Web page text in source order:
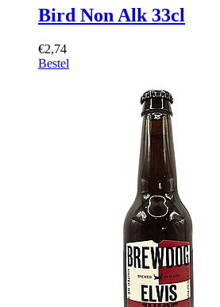
Bird Non Alk 33cl
€2,74
Bestel